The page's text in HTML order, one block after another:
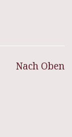
Nach Oben